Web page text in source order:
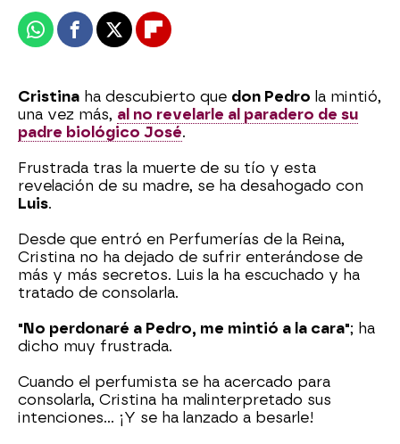
WhatsappFacebook
X Flipboard
Cristina ha descubierto que don Pedro la mintió,
una vez más, al no revelarle al paradero de su
padre biológico José.
Frustrada tras la muerte de su tío y esta
revelación de su madre, se ha desahogado con
Luis.
Desde que entró en Perfumerías de la Reina,
Cristina no ha dejado de sufrir enterándose de
más y más secretos. Luis la ha escuchado y ha
tratado de consolarla.
"No perdonaré a Pedro, me mintió a la cara"; ha
dicho muy frustrada.
Cuando el perfumista se ha acercado para
consolarla, Cristina ha malinterpretado sus
intenciones... ¡Y se ha lanzado a besarle!